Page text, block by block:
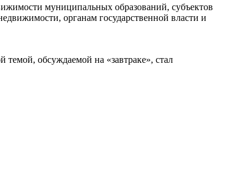
муниципальных образований, субъектов
органам государственной власти и
обсуждаемой на «завтраке», стал